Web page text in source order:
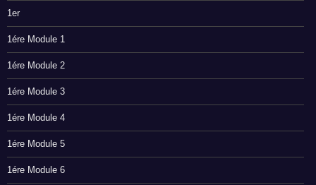
1er
1ére Module 1
1ére Module 2
1ére Module 3
1ére Module 4
1ére Module 5
1ére Module 6